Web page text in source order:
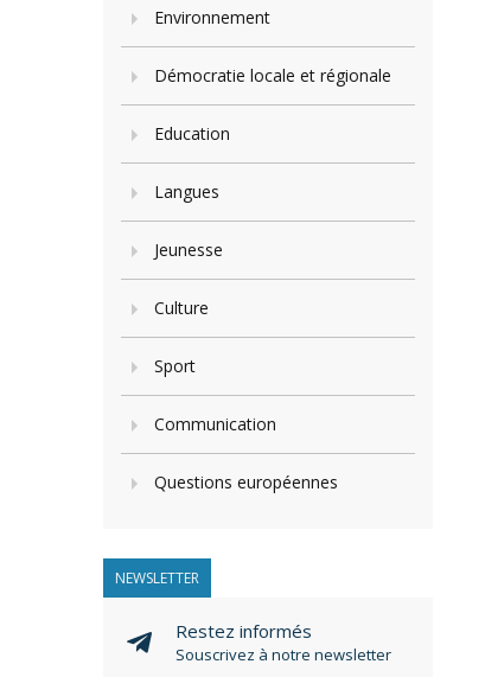
Environnement
Démocratie locale et régionale
Education
Langues
Jeunesse
Culture
Sport
Communication
Questions européennes
NEWSLETTER
Restez informés
Souscrivez à notre newsletter